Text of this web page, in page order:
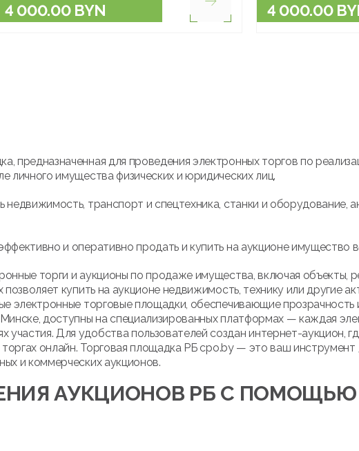
4 000.00 BYN 4 000.00
предназначенная для проведения электронных торгов по
личного имущества физических и юридических лиц.
транспорт и спецтехника, станки и оборудование,
и оперативно продать и купить на аукционе имущество
торги и аукционы по продаже имущества, включая объекты,
купить на аукционе недвижимость, технику или другие
электронные торговые площадки, обеспечивающие прозрачность
доступны на специализированных платформах — каждая
Для удобства пользователей создан интернет-аукцион,
торгах онлайн. Торговая площадка РБ cpo.by — это ваш инструмент
и коммерческих аукционов.
АУКЦИОНОВ РБ С ПОМОЩЬЮ